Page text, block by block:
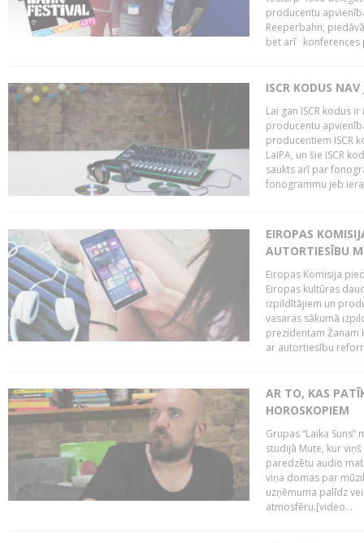
producentu
Reeperbahn,
bet arī konferences
ISCR KODUS
Lai gan ISCR kodus
producentu
producentiem ISCR
LaIPA, un šie ISCR
saukts arī par
fonogrammu jeb
EIROPAS
AUTORTIESĪBU
Eiropas Komisija
Eiropas kultūras
izpildītājiem un
vasaras sākumā
prezidentam Žanam
ar autortiesību
AR TO, KAS
HOROSKOPIEM
Grupas “Laika
studijā Mute, kur
paredzētu audio
viņa domas par
uzņēmuma palīdz
atmosfēru.[video...